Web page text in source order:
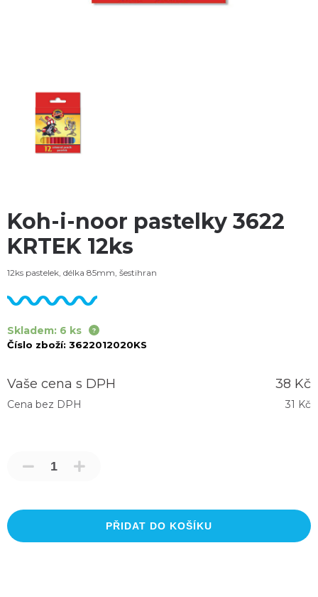
Koh-i-noor pastelky 3622
KRTEK 12ks
12ks pastelek, délka 85mm, šestihran
Skladem: 6 ks
Číslo zboží: 3622012020KS
Vaše cena s DPH 38 Kč
Cena bez DPH 31 Kč
PŘIDAT DO KOŠÍKU